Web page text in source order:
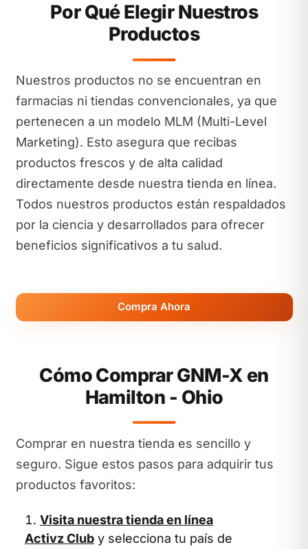
Por Qué Elegir Nuestros
Productos
Nuestros productos no se encuentran en
farmacias ni tiendas convencionales, ya que
pertenecen a un modelo MLM (Multi-Level
Marketing). Esto asegura que recibas
productos frescos y de alta calidad
directamente desde nuestra tienda en línea.
Todos nuestros productos están respaldados
por la ciencia y desarrollados para ofrecer
beneficios significativos a tu salud.
Compra Ahora
Cómo Comprar GNM-X en
Hamilton - Ohio
Comprar en nuestra tienda es sencillo y
seguro. Sigue estos pasos para adquirir tus
productos favoritos:
Visita nuestra tienda en línea
Activz Club y selecciona tu país de